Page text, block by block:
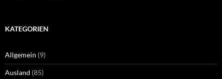
KATEGORIEN
Allgemein (9)
Ausland (85)